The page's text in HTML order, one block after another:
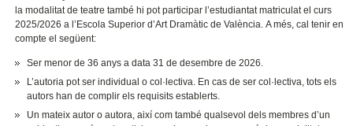
la modalitat de teatre també hi pot participar l’estudiantat matriculat el curs
2025/2026 a l’Escola Superior d’Art Dramàtic de València. A més, cal tenir en
compte el següent:
Ser menor de 36 anys a data 31 de desembre de 2026.
L’autoria pot ser individual o col·lectiva. En cas de ser col·lectiva, tots els
autors han de complir els requisits establerts.
Un mateix autor o autora, així com també qualsevol dels membres d’un